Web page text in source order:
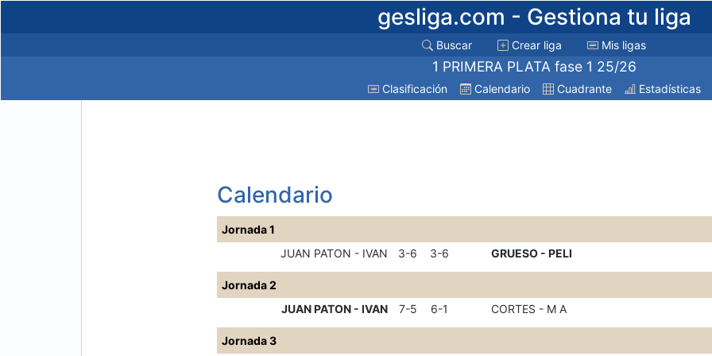
gesliga.com - Gestiona tu liga
Buscar Crear liga Mis ligas
1 PRIMERA PLATA fase 1 25/26
Clasificación Calendario Cuadrante Estadísticas
Calendario
Jornada 1
JUAN PATON - IVAN
3-6 3-6 GRUESO - PELI
Jornada 2
JUAN PATON - IVAN
7-5 6-1 CORTES - M A
Jornada 3